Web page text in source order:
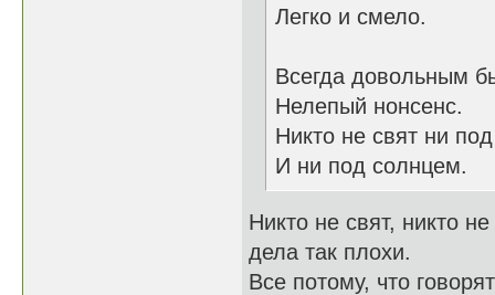
Легко и смело.
Всегда довольным
Нелепый нонсенс.
Никто не свят ни
И ни под солнцем.
Никто не свят, никто не
дела так плохи.
Все потому, что